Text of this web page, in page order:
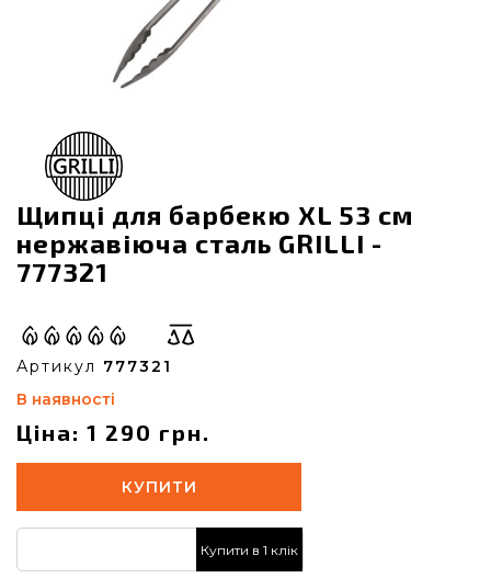
Щипці для барбекю XL 53 см
нержавіюча сталь GRILLI -
777321
Артикул 777321
В наявності
Ціна: 1 290 грн.
КУПИТИ
Купити в 1 клік